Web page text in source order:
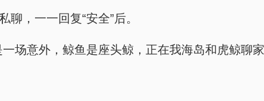
，一一回复“安全”后。
场意外，鲸鱼是座头鲸，正在我海岛和虎鲸聊